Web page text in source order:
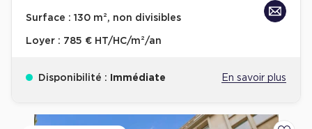
Achat de Bureaux à Rennes
Collections de Bureaux
Surface : 130 m², non divisibles
Loyer : 785 € HT/HC/m²/an
Disponibilité : Immédiate En savoir plus